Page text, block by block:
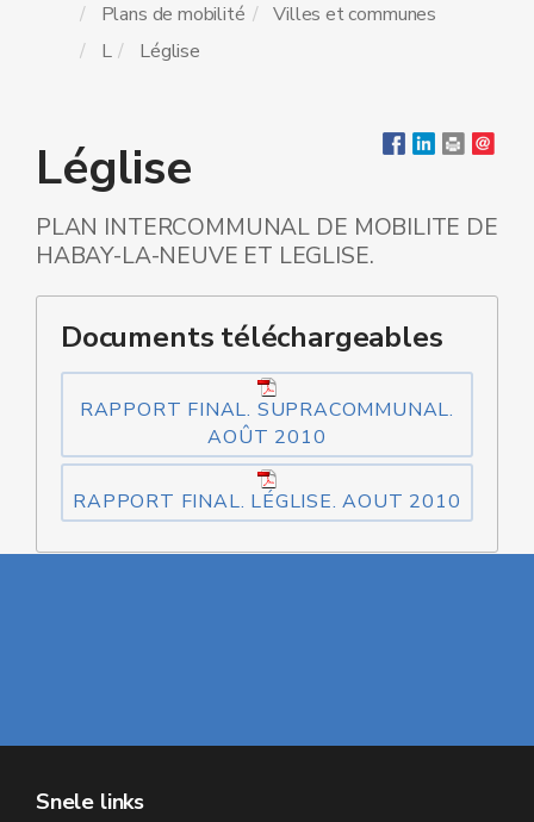
Plans de mobilité
Villes et communes
L
Léglise
Léglise
PLAN INTERCOMMUNAL DE MOBILITE DE
HABAY-LA-NEUVE ET LEGLISE.
Documents téléchargeables
RAPPORT FINAL. SUPRACOMMUNAL.
AOÛT 2010
RAPPORT FINAL. LÉGLISE. AOUT 2010
Snele links